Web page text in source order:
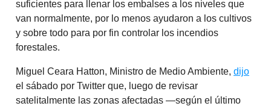
suficientes para llenar los embalses a los niveles que
van normalmente, por lo menos ayudaron a los cultivos
y sobre todo para por fin controlar los incendios
forestales.
Miguel Ceara Hatton, Ministro de Medio Ambiente, dijo
el sábado por Twitter que, luego de revisar
satelitalmente las zonas afectadas —según el último